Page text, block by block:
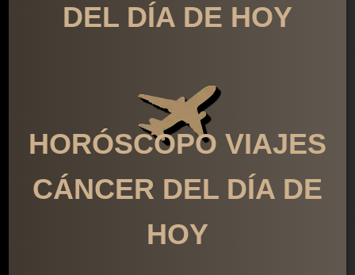
DEL DÍA DE HOY
HORÓSCOPO VIAJES
CÁNCER DEL DÍA DE
HOY